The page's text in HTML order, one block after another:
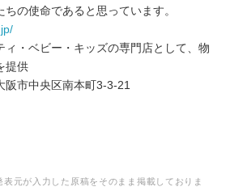
の使命であると思っています。
ィ・ベビー・キッズの専門店として、物
提供
市中央区南本町3-3-21
元が入力した原稿をそのまま掲載しておりま